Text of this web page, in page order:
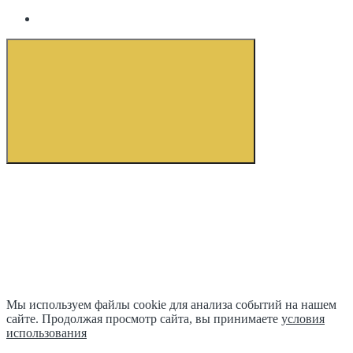
Мы используем файлы cookie для анализа событий на нашем
сайте. Продолжая просмотр сайта, вы принимаете условия
использования